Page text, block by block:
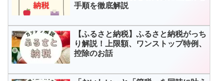
手順を徹底解説
【ふるさと納税】ふるさと納税がっち
り解説！上限額、ワンストップ特例、
控除のお話